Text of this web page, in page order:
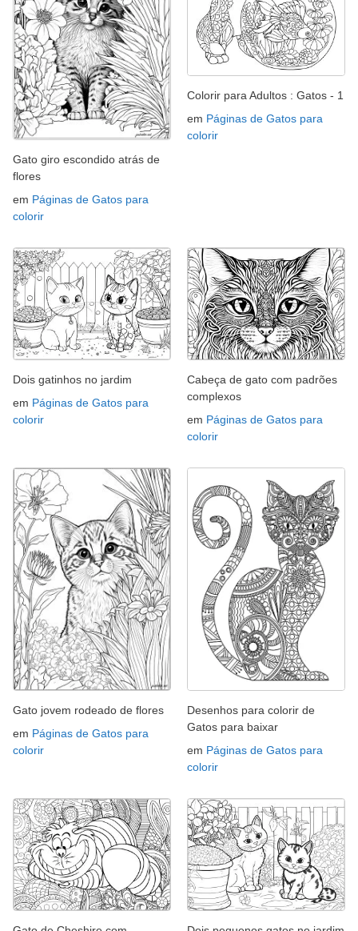
Gato giro escondido atrás de
flores
em Páginas de Gatos para
colorir
Colorir para Adultos : Gatos - 1
em Páginas de Gatos para
colorir
Dois gatinhos no jardim
em Páginas de Gatos para
colorir
Cabeça de gato com padrões
complexos
em Páginas de Gatos para
colorir
Gato jovem rodeado de flores
em Páginas de Gatos para
colorir
Desenhos para colorir de
Gatos para baixar
em Páginas de Gatos para
colorir